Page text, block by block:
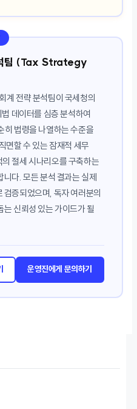
석팀 (Tax Strategy
계 전략 분석팀이 국세청의
데이터를 심층 분석하여
히 법령을 나열하는 수준을
면할 수 있는 잠재적 세무
절세 시나리오를 구축하는
니다. 모든 분석 결과는 실제
검증되었으며, 독자 여러분의
신뢰성 있는 가이드가 될
운영진에게 문의하기